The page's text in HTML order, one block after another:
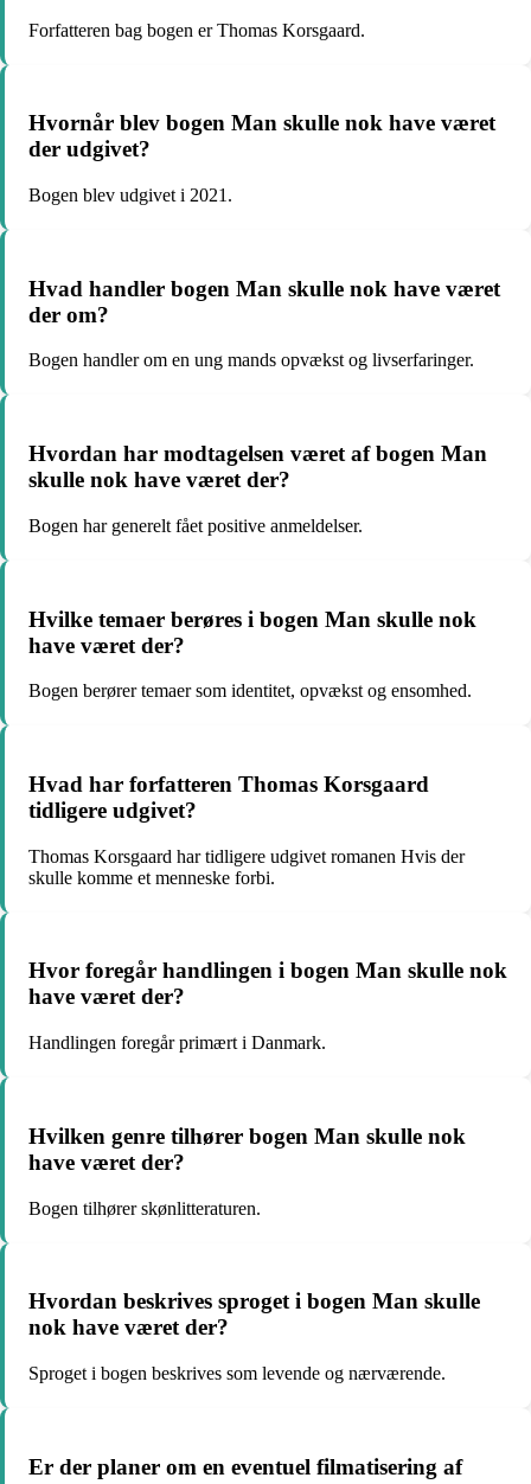
Forfatteren bag bogen er Thomas Korsgaard.
Hvornår blev bogen Man skulle nok have været
der udgivet?
Bogen blev udgivet i 2021.
Hvad handler bogen Man skulle nok have været
der om?
Bogen handler om en ung mands opvækst og livserfaringer.
Hvordan har modtagelsen været af bogen Man
skulle nok have været der?
Bogen har generelt fået positive anmeldelser.
Hvilke temaer berøres i bogen Man skulle nok
have været der?
Bogen berører temaer som identitet, opvækst og ensomhed.
Hvad har forfatteren Thomas Korsgaard
tidligere udgivet?
Thomas Korsgaard har tidligere udgivet romanen Hvis der
skulle komme et menneske forbi.
Hvor foregår handlingen i bogen Man skulle nok
have været der?
Handlingen foregår primært i Danmark.
Hvilken genre tilhører bogen Man skulle nok
have været der?
Bogen tilhører skønlitteraturen.
Hvordan beskrives sproget i bogen Man skulle
nok have været der?
Sproget i bogen beskrives som levende og nærværende.
Er der planer om en eventuel filmatisering af